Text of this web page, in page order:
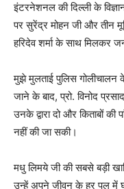
इंटरनेशनल की दिल्ली के
पर सुरेंद्र मोहन जी और तीन
हरिदेव शर्मा के साथ मिलकर
मुझे मुलताई पुलिस गोलीचालन
जाने के बाद, प्रो. विनोद
उनके द्वारा दो और किताबों
नहीं की जा सकी।
मधु लिमये जी की सबसे बड़ी
उन्हें अपने जीवन के हर पल में